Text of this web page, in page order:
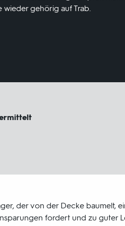
wieder gehörig auf Trab.
der von der Decke baumelt,
fordert und zu guter